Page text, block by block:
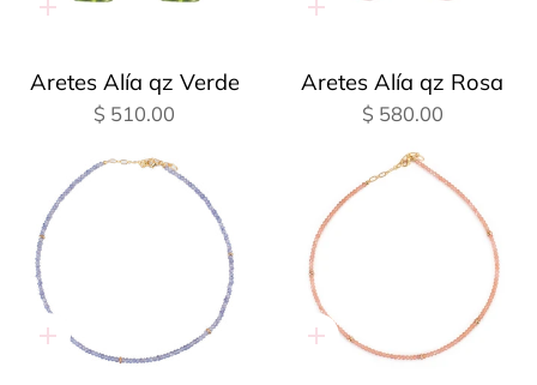
Adición
Aretes Alía qz Verde
$ 510.00
Adición
Aretes Alía qz Rosa
$ 580.00
Adición
rápida
Adición
rápida